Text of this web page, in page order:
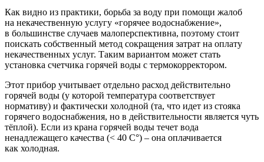
Как видно из практики, борьба за воду при помощи жалоб
на некачественную услугу «горячее водоснабжение»,
в большинстве случаев малоперспективна, поэтому стоит
поискать собственный метод сокращения затрат на оплату
некачественных услуг. Таким вариантом может стать
установка счетчика горячей воды с термокорректором.
Этот прибор учитывает отдельно расход действительно
горячей воды (у которой температура соответствует
нормативу) и фактически холодной (та, что идет из стояка
горячего водоснабжения, но в действительности является чуть
тёплой). Если из крана горячей воды течет вода
ненадлежащего качества (< 40 С°) – она оплачивается
как холодная.